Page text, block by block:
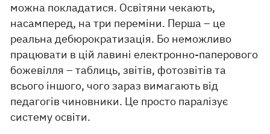
можна покладатися. Освітяни чекають,
насамперед, на три переміни. Перша – це
реальна дебюрократизація. Бо неможливо
працювати в цій лавині електронно-паперового
божевілля – таблиць, звітів, фотозвітів та
всього іншого, чого зараз вимагають від
педагогів чиновники. Це просто паралізує
систему освіти.